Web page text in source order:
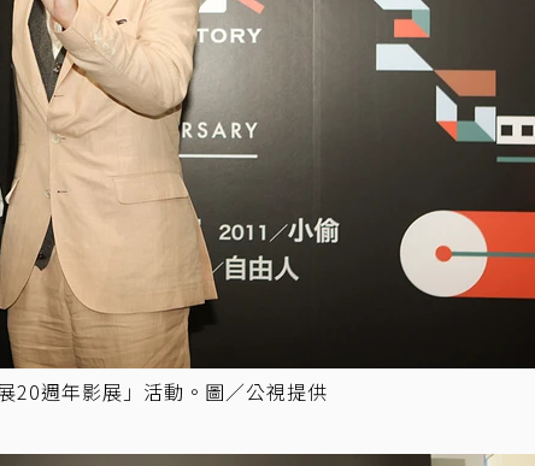
20週年影展」活動。圖／公視提供